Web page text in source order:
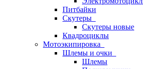
Питбайки
Скутеры
Скутеры новые
Квадроциклы
Мотоэкипировка
Шлемы и очки
Шлемы